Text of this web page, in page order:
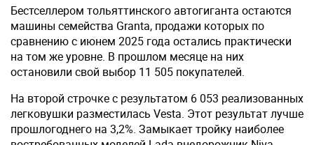
Бестселлером тольяттинского автогиганта остаются
машины семейства Granta, продажи которых по
сравнению с июнем 2025 года остались практически
на том же уровне. В прошлом месяце на них
остановили свой выбор 11 505 покупателей.
На второй строчке с результатом 6 053 реализованных
легковушки разместилась Vesta. Этот результат лучше
прошлогоднего на 3,2%. Замыкает тройку наиболее